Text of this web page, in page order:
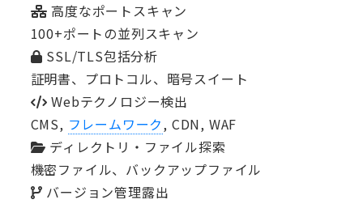
高度なポートスキャン
100+ポートの並列スキャン
SSL/TLS包括分析
証明書、プロトコル、暗号スイート
Webテクノロジー検出
CMS, フレームワーク, CDN, WAF
ディレクトリ・ファイル探索
機密ファイル、バックアップファイル
バージョン管理露出